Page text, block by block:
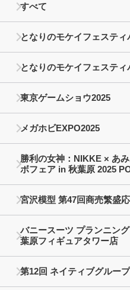
すべて
となりのモケイフェスティ
となりのモケイフェスティ
東京ゲームショウ2025
メガホビEXPO2025
勝利の女神：NIKKE × あ
ボフェア in 秋葉原 2025
宮沢模型 第47回商売繁盛
バニースーツ プランニン
葉原フィギュアタワー店
第12回 ネイティブグルー